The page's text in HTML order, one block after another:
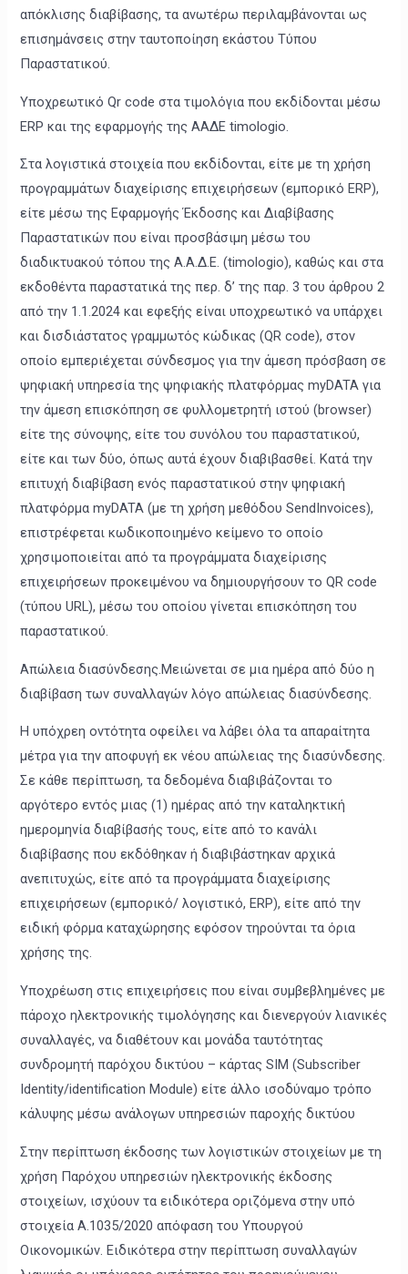
απόκλισης διαβίβασης, τα ανωτέρω περιλαμβάνονται ως
επισημάνσεις στην ταυτοποίηση εκάστου Τύπου
Παραστατικού.
Υποχρεωτικό Qr code στα τιμολόγια που εκδίδονται μέσω
ERP και της εφαρμογής της ΑΑΔΕ timologio.
Στα λογιστικά στοιχεία που εκδίδονται, είτε με τη χρήση
προγραμμάτων διαχείρισης επιχειρήσεων (εμπορικό ERP),
είτε μέσω της Εφαρμογής Έκδοσης και Διαβίβασης
Παραστατικών που είναι προσβάσιμη μέσω του
διαδικτυακού τόπου της Α.Α.Δ.Ε. (timologio), καθώς και στα
εκδοθέντα παραστατικά της περ. δ’ της παρ. 3 του άρθρου 2
από την 1.1.2024 και εφεξής είναι υποχρεωτικό να υπάρχει
και δισδιάστατος γραμμωτός κώδικας (QR code), στον
οποίο εμπεριέχεται σύνδεσμος για την άμεση πρόσβαση σε
ψηφιακή υπηρεσία της ψηφιακής πλατφόρμας myDATA για
την άμεση επισκόπηση σε φυλλομετρητή ιστού (browser)
είτε της σύνοψης, είτε του συνόλου του παραστατικού,
είτε και των δύο, όπως αυτά έχουν διαβιβασθεί. Κατά την
επιτυχή διαβίβαση ενός παραστατικού στην ψηφιακή
πλατφόρμα myDATA (με τη χρήση μεθόδου SendInvoices),
επιστρέφεται κωδικοποιημένο κείμενο το οποίο
χρησιμοποιείται από τα προγράμματα διαχείρισης
επιχειρήσεων προκειμένου να δημιουργήσουν το QR code
(τύπου URL), μέσω του οποίου γίνεται επισκόπηση του
παραστατικού.
Απώλεια διασύνδεσης.Μειώνεται σε μια ημέρα από δύο η
διαβίβαση των συναλλαγών λόγο απώλειας διασύνδεσης.
Η υπόχρεη οντότητα οφείλει να λάβει όλα τα απαραίτητα
μέτρα για την αποφυγή εκ νέου απώλειας της διασύνδεσης.
Σε κάθε περίπτωση, τα δεδομένα διαβιβάζονται το
αργότερο εντός μιας (1) ημέρας από την καταληκτική
ημερομηνία διαβίβασής τους, είτε από το κανάλι
διαβίβασης που εκδόθηκαν ή διαβιβάστηκαν αρχικά
ανεπιτυχώς, είτε από τα προγράμματα διαχείρισης
επιχειρήσεων (εμπορικό/ λογιστικό, ERP), είτε από την
ειδική φόρμα καταχώρησης εφόσον τηρούνται τα όρια
χρήσης της.
Υποχρέωση στις επιχειρήσεις που είναι συμβεβλημένες με
πάροχο ηλεκτρονικής τιμολόγησης και διενεργούν λιανικές
συναλλαγές, να διαθέτουν και μονάδα ταυτότητας
συνδρομητή παρόχου δικτύου – κάρτας SIM (Subscriber
Identity/identification Module) είτε άλλο ισοδύναμο τρόπο
κάλυψης μέσω ανάλογων υπηρεσιών παροχής δικτύου
Στην περίπτωση έκδοσης των λογιστικών στοιχείων με τη
χρήση Παρόχου υπηρεσιών ηλεκτρονικής έκδοσης
στοιχείων, ισχύουν τα ειδικότερα οριζόμενα στην υπό
στοιχεία Α.1035/2020 απόφαση του Υπουργού
Οικονομικών. Ειδικότερα στην περίπτωση συναλλαγών